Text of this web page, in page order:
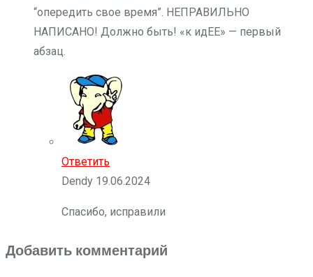
“опередить свое время”. НЕПРАВИЛЬНО
НАПИСАНО! Должно быть! «к идЕЕ» — первый
абзац.
Ответить
Dendy 19.06.2024
Спасибо, исправили
Добавить комментарий